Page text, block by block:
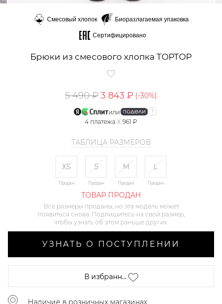
Смесовый хлопок
Биоразлагаемая упаковка
Сертифицировано
Брюки из смесового хлопка TOPTOP
5 490 ₽3 843 ₽ (-30%)
или
4 платежа X 961 ₽
ТАБЛИЦА РАЗМЕРОВ
XS
Продан
S
Продан
M
Продан
L
Продан
ТОВАР ПРОДАН
Все размеры проданы, но эта модель может
появиться снова. Подпишитесь на свой размер,
чтобы узнать об этом раньше других.
УЗНАТЬ О ПОСТУПЛЕНИИ
В избранн...
Наличие в розничных магазинах